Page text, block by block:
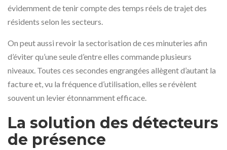
évidemment de tenir compte des temps réels de trajet des
résidents selon les secteurs.
On peut aussi revoir la sectorisation de ces minuteries afin
d’éviter qu’une seule d’entre elles commande plusieurs
niveaux. Toutes ces secondes engrangées allègent d’autant la
facture et, vu la fréquence d’utilisation, elles se révèlent
souvent un levier étonnamment efficace.
La solution des détecteurs
de présence